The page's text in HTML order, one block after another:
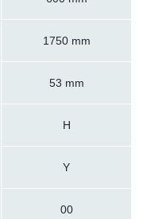
1750 mm
53 mm
H
Y
00